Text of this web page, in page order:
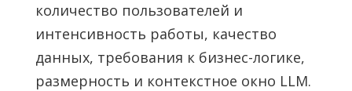
количество пользователей и
интенсивность работы, качество
данных, требования к бизнес-логике,
размерность и контекстное окно LLM.